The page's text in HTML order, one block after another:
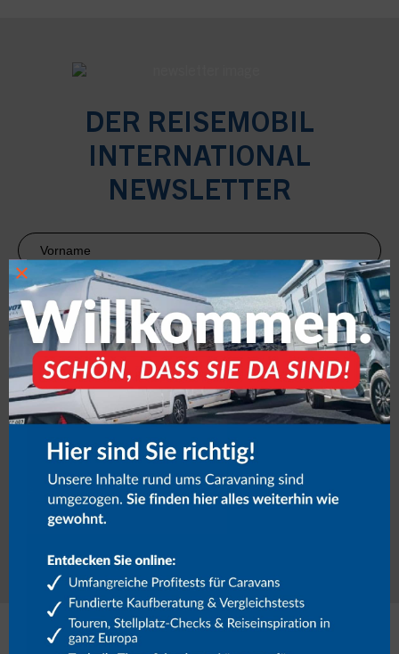
DER REISEMOBIL
INTERNATIONAL
NEWSLETTER
Newsletter
Anmeldung
RMI
Mit Klick auf die Anmeldung willigen Sie ein, den Newsletter per
E-Mail zu erhalten. Die Einwilligung können Sie jederzeit widerrufen.
Näheres zum Widerruf und zum Datenschutz unter
Datenschutzhinweise.
Falls Du menschlich bist, lasse dieses Feld leer.
×